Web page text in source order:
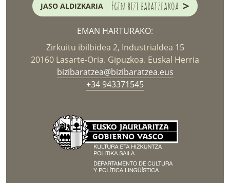
JASO ALDIZKARIA Egin bizi baratzeakoa >
EMAN HARTURAKO:
Zirkuitu ibilbidea 2, Industrialdea 15
20160 Lasarte-Oria. Gipuzkoa. Euskal Herria
bizibaratzea@bizibaratzea.eus
+34 943371545